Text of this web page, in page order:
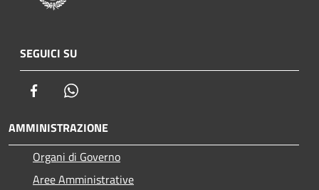
SEGUICI SU
Facebook
AMMINISTRAZIONE
Organi di Governo
Aree Amministrative